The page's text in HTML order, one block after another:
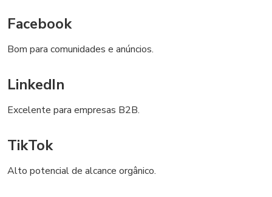
Facebook
Bom para comunidades e anúncios.
LinkedIn
Excelente para empresas B2B.
TikTok
Alto potencial de alcance orgânico.